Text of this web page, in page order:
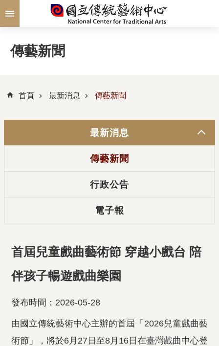
跳到主要內容區塊
傳藝新聞
首頁 最新消息 傳藝新聞
最新消息
傳藝新聞
行政公告
電子報
首屆兒童戲曲藝術節 穿越小戲台 陪
伴孩子暢遊戲曲樂園
發布時間：2026-05-28
由國立傳統藝術中心主辦的首屆「2026兒童戲曲藝
術節」，將於6月27日至8月16日在臺灣戲曲中心登